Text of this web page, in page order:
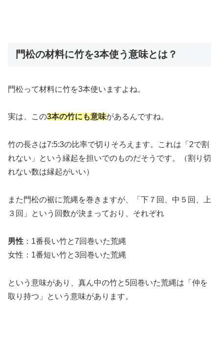
門松の材料に竹を3本使う意味とは？
門松って材料に竹を3本使いますよね。
実は、この3本の竹にも意味があるんですね。
竹の長さは7:5:3の比率で切りそろえます。これは「2で割
れない」という縁起を担いでのものだそうです。（割り切
れない数は縁起がいい）
また門松の裾に荒縄を巻きますが、「下７回、中５回、上
３回」という回数が決まっており、それぞれ
男性 ：1番長い竹と7回巻いた荒縄
女性 ：1番短い竹と3回巻いた荒縄
という意味があり、真ん中の竹と5回巻いた荒縄は「仲を
取り持つ」という意味があります。